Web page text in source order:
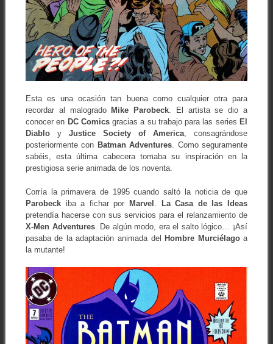
Esta es una ocasión tan buena como cualquier otra para
recordar al malogrado Mike Parobeck. El artista se dio a
conocer en DC Comicsgracias a su trabajo para las series El
Diabloy Justice Society of America, consagrándose
posteriormente con Batman Adventures. Como seguramente
sabéis, esta última cabecera tomaba su inspiración en la
prestigiosa serie animada de los noventa.
Corría la primavera de 1995 cuando saltó la noticia de que
Parobeckiba a fichar por Marvel La Casa de las Ideas
pretendía hacerse con sus servicios para el relanzamiento de
X-Men Adventures. De algún modo, era el salto lógico… ¡Así
pasaba de la adaptación animada del
Hombre Murciélagoa
la mutante!